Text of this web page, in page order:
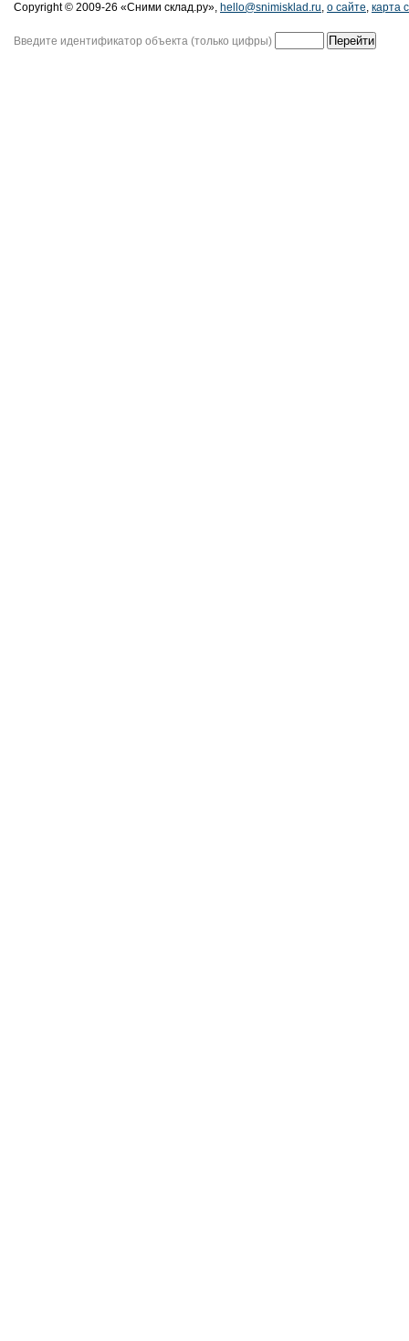
Copyright © 2009-26 «Сними склад.ру», hello@snimisklad.ru, о сайте, карта
Введите идентификатор объекта (только цифры)